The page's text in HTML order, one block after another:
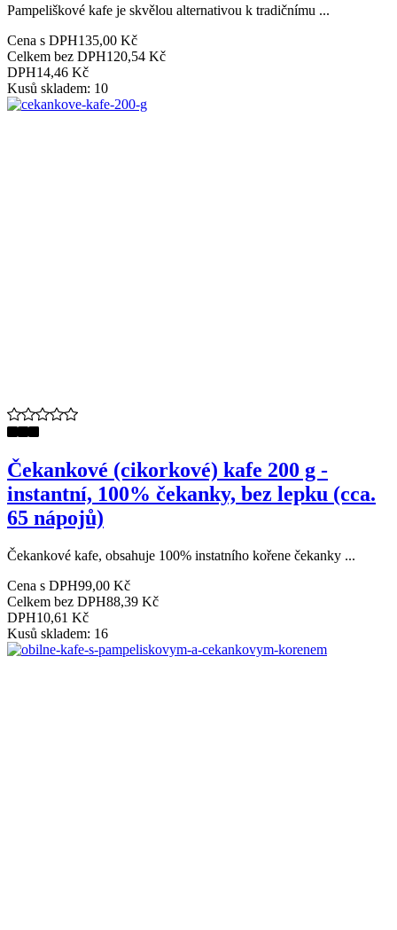
Pampeliškové kafe je skvělou alternativou k tradičnímu ...
Cena s DPH135,00 Kč
Celkem bez DPH120,54 Kč
DPH14,46 Kč
Kusů skladem: 10
Čekankové (cikorkové) kafe 200 g -
instantní, 100% čekanky, bez lepku (cca.
65 nápojů)
Čekankové kafe, obsahuje 100% instatního kořene čekanky ...
Cena s DPH99,00 Kč
Celkem bez DPH88,39 Kč
DPH10,61 Kč
Kusů skladem: 16